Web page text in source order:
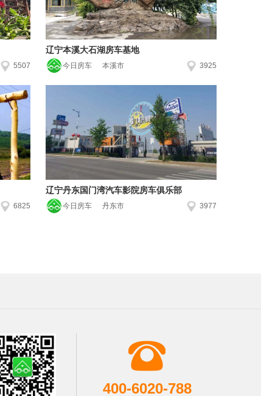
5507
辽宁本溪大石湖房车基地
今日房车 本溪市 3925
6825
辽宁丹东国门湾汽车影院房车俱乐部
今日房车 丹东市 3977
400-6020-788